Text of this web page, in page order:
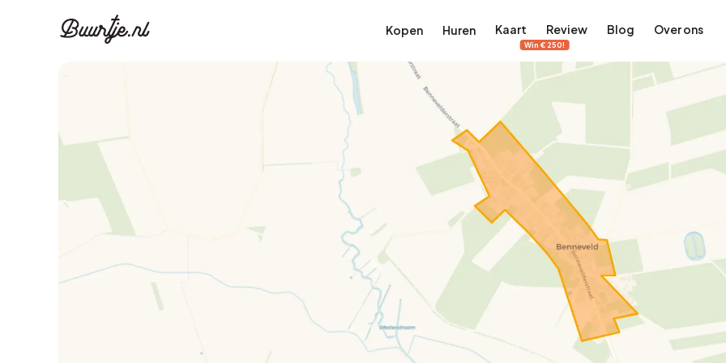
Kopen
Ontdek Amsterdam
Grachtengordel, Jordaan, De Pijp en meer
Koopwoningen in Amsterdam Bekijk op de kaart
5.657
Appartementen Studio's Tussenwoning
Huren
Ontdek Amsterdam
Grachtengordel, Jordaan, De Pijp en meer
Huurwoningen in Amsterdam Bekijk op de kaart
2.427
Appartementen
64
Tussenwoning
Kaart Review
Win €250!
Blog Over ons